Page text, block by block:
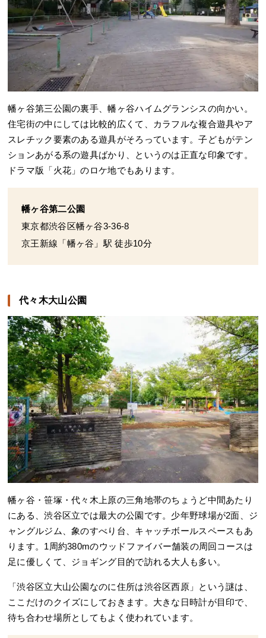
幡ヶ谷第三公園の裏手、幡ヶ谷ハイムグランシスの向かい。
住宅街の中にしては比較的広くて、カラフルな複合遊具やア
スレチック要素のある遊具がそろっています。子どもがテン
ションあがる系の遊具ばかり、というのは正直な印象です。
ドラマ版「火花」のロケ地でもあります。
幡ヶ谷第二公園
東京都渋谷区幡ヶ谷3-36-8
京王新線「幡ヶ谷」駅 徒歩10分
代々木大山公園
幡ヶ谷・笹塚・代々木上原の三角地帯のちょうど中間あたり
にある、渋谷区立では最大の公園です。少年野球場が2面、ジ
ャングルジム、象のすべり台、キャッチボールスペースもあ
ります。1周約380mのウッドファイバー舗装の周回コースは
足に優しくて、ジョギング目的で訪れる大人も多い。
「渋谷区立大山公園なのに住所は渋谷区西原」という謎は、
ここだけのクイズにしておきます。大きな日時計が目印で、
待ち合わせ場所としてもよく使われています。